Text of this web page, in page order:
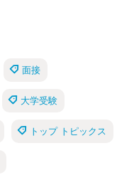
面接
大学受験
トップ トピックス